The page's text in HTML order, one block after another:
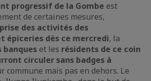
progressif de la Gombe est
de certaines mesures,
des activités des
épiceries dès ce mercredi, la
banques et les résidents de ce coin
circuler sans badges à
commune mais pas en dehors. Le